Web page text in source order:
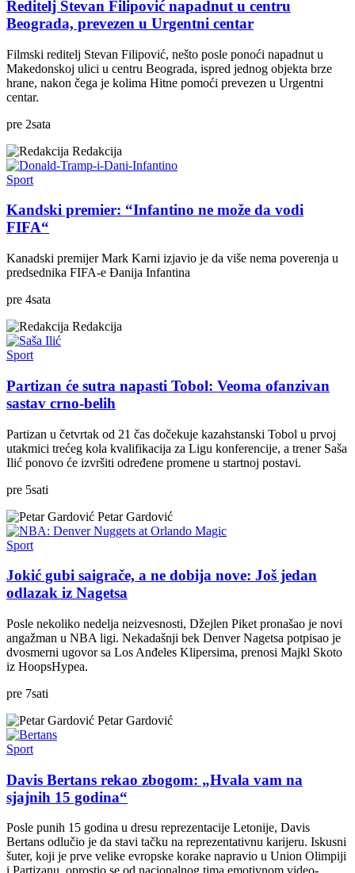
Reditelj Stevan Filipović napadnut u centru
Beograda, prevezen u Urgentni centar
Filmski reditelj Stevan Filipović, nešto posle ponoći napadnut u
Makedonskoj ulici u centru Beograda, ispred jednog objekta brze
hrane, nakon čega je kolima Hitne pomoći prevezen u Urgentni
centar.
pre 2sata
Redakcija
Sport
Kandski premier: “Infantino ne može da vodi
FIFA“
Kanadski premijer Mark Karni izjavio je da više nema poverenja u
predsednika FIFA-e Đanija Infantina
pre 4sata
Redakcija
Sport
Partizan će sutra napasti Tobol: Veoma ofanzivan
sastav crno-belih
Partizan u četvrtak od 21 čas dočekuje kazahstanski Tobol u prvoj
utakmici trećeg kola kvalifikacija za Ligu konferencije, a trener Saša
Ilić ponovo će izvršiti određene promene u startnoj postavi.
pre 5sati
Petar Gardović
Sport
Jokić gubi saigrače, a ne dobija nove: Još jedan
odlazak iz Nagetsa
Posle nekoliko nedelja neizvesnosti, Džejlen Piket pronašao je novi
angažman u NBA ligi. Nekadašnji bek Denver Nagetsa potpisao je
dvosmerni ugovor sa Los Anđeles Klipersima, prenosi Majkl Skoto
iz HoopsHypea.
pre 7sati
Petar Gardović
Sport
Davis Bertans rekao zbogom: „Hvala vam na
sjajnih 15 godina“
Posle punih 15 godina u dresu reprezentacije Letonije, Davis
Bertans odlučio je da stavi tačku na reprezentativnu karijeru. Iskusni
šuter, koji je prve velike evropske korake napravio u Union Olimpiji